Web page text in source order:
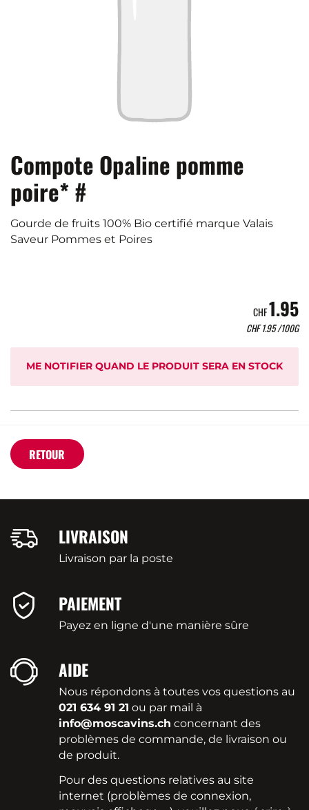
Compote Opaline pomme
poire* #
Gourde de fruits 100% Bio certifié marque Valais
Saveur Pommes et Poires
CHF1.95
CHF1.95/100G
ME NOTIFIER QUAND LE PRODUIT SERA EN STOCK
RETOUR
LIVRAISON
Livraison par la poste
PAIEMENT
Payez en ligne d'une manière sûre
AIDE
Nous répondons à toutes vos questions au
021 634 91 21 ou par mail à
info@moscavins.ch concernant des
problèmes de commande, de livraison ou
de produit.
Pour des questions relatives au site
internet (problèmes de connexion,